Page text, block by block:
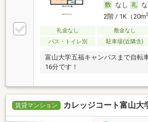
なし
2階 / 1K（20m2
礼金なし 敷金なし
バス・トイレ別
駐車場(近隣含)
富山大学五福キャンパスまで自転
16分です！
賃貸マンション カレッジコート富山大